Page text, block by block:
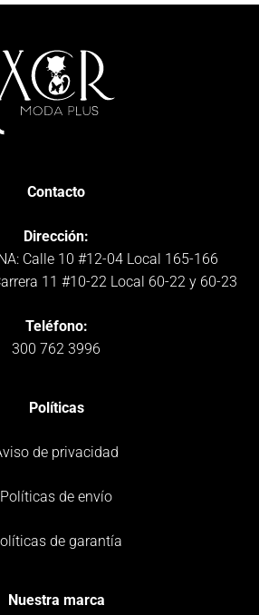
Contacto
Dirección:
Calle 10 #12-04 Local 165-166
11 #10-22 Local 60-22 y 60-23
Teléfono:
300 762 3996
Políticas
de privacidad
Políticas de envío
de garantía
Nuestra marca